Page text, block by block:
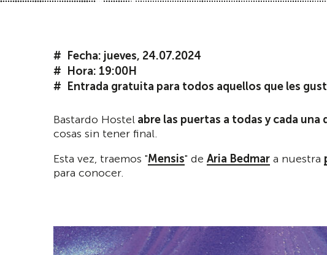
Fecha: jueves, 24.07.2024
Hora: 19:00H
Entrada gratuita para todos aquellos que les
Bastardo Hostel abre las puertas a todas y cada
cosas sin tener final.
Esta vez, traemos "Mensis" de Aria Bedmar a nuestra
para conocer.